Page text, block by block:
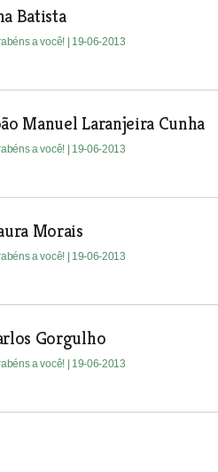
Batista
a você! | 19-06-2013
Manuel Laranjeira Cunha
a você! | 19-06-2013
Morais
a você! | 19-06-2013
Gorgulho
a você! | 19-06-2013